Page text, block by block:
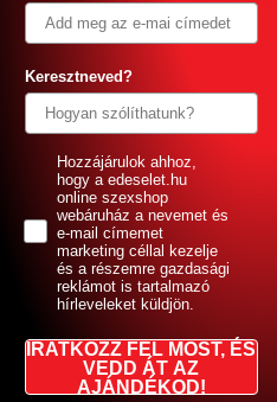
Keresztneved?
GDPRHozzájárulok ahhoz,
hogy a edeselet.hu
online szexshop
webáruház a nevemet és
e-mail címemet
marketing céllal kezelje
és a részemre gazdasági
reklámot is tartalmazó
hírleveleket küldjön.
IRATKOZZ FEL MOST, ÉS
VEDD ÁT AZ
AJÁNDÉKOD!